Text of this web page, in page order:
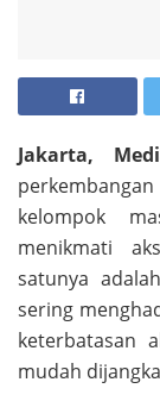
Jakarta,
kelompok
menikmati
satunya
sering
keterbatasan
mudah